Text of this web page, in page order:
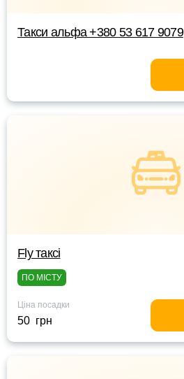
Такси альфа +380 53 617 9079
Fly таксі
ПО МІСТУ
Ціна посадки
50 грн